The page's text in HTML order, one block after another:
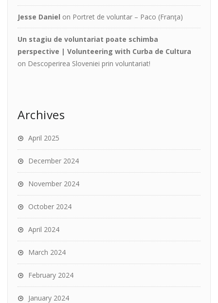
Jesse Daniel on Portret de voluntar – Paco (Franţa)
Un stagiu de voluntariat poate schimba
perspective | Volunteering with Curba de Cultura
on Descoperirea Sloveniei prin voluntariat!
Archives
April 2025
December 2024
November 2024
October 2024
April 2024
March 2024
February 2024
January 2024